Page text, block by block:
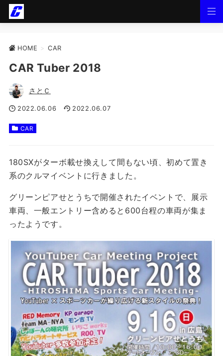
HOME > CAR
CAR Tuber 2018
さとＣ
2022.06.06 2022.06.07
CAR
180SXがターボ載せ換えして間もない頃、初めて置き
系のクルマイベントに行きました。
グリーンピアせとうちで開催されたイベントで、展示
車両、一般エントリー含めると600台程の車両が集ま
ったようです。